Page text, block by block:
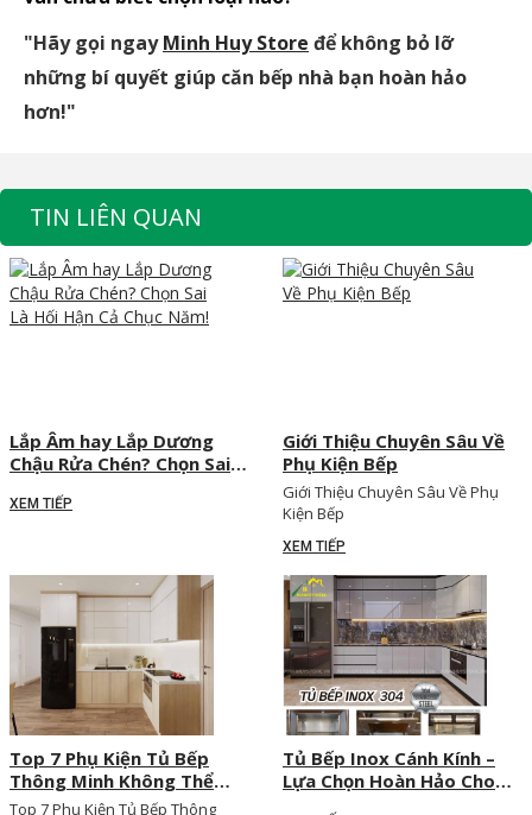
"Hãy gọi ngayMinh Huy Store để không bỏ lỡ
những bí quyết giúp căn bếp nhà bạn hoàn hảo
hơn!"
TIN LIÊN QUAN
Lắp Âm hay Lắp Dương
Chậu Rửa Chén? Chọn Sai
XEM TIẾP
Giới Thiệu Chuyên Sâu Về
Phụ Kiện Bếp
Giới Thiệu Chuyên Sâu Về Phụ
Kiện Bếp
XEM TIẾP
Top 7 Phụ Kiện Tủ Bếp
Thông Minh Không Thể
Thiếu Cho Căn Bếp Hiện Đại
Top 7 Phụ Kiện Tủ Bếp Thông
Tủ Bếp Inox Cánh Kính –
Lựa Chọn Hoàn Hảo Cho